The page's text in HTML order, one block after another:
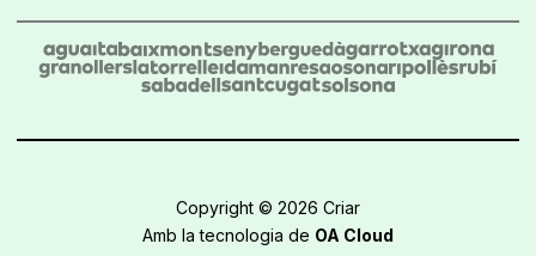
Copyright © 2026 Criar
Amb la tecnologia de OA Cloud